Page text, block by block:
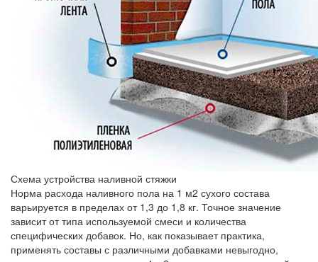
Схема устройства наливной стяжки
Норма расхода наливного пола на 1 м2 сухого состава
варьируется в пределах от 1,3 до 1,8 кг. Точное значение
зависит от типа используемой смеси и количества
специфических добавок. Но, как показывает практика,
применять составы с различными добавками невыгодно,